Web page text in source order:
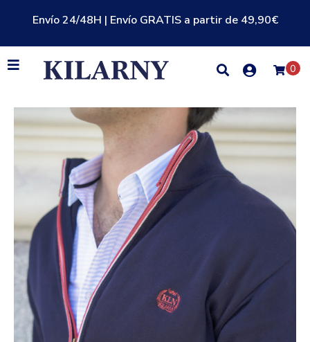
Envío 24/48H | Envío GRATIS a partir de 49,90€
0